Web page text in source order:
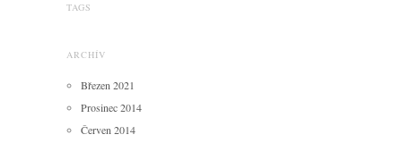
TAGS
ARCHÍV
Březen 2021
Prosinec 2014
Červen 2014